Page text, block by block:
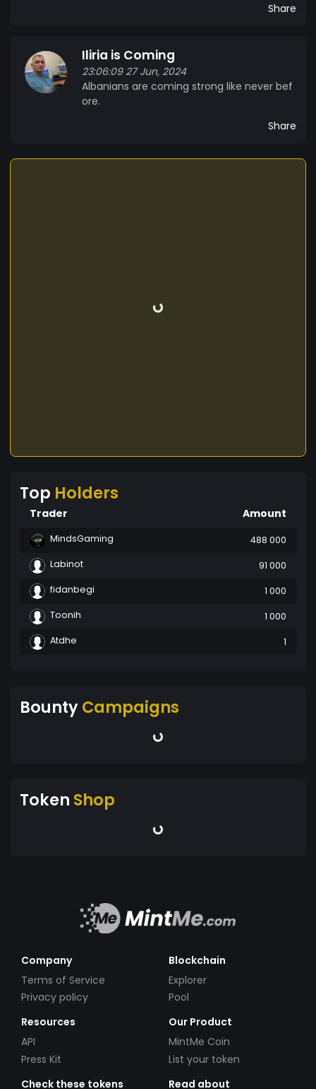
Share
Iliria is Coming
23:06:09 27 Jun, 2024
Albanians are coming strong like never bef
ore.
Share
Top Holders
Trader Amount
MindsGaming
488 000
Labinot
91 000
fidanbegi
1 000
Toonih
1 000
Atdhe
1
BountyCampaigns
Token Shop
Company
Terms of Service
Privacy policy
Blockchain
Explorer
Pool
Resources
API
Press Kit
Our Product
MintMe Coin
List your token
Check these tokens
Read about